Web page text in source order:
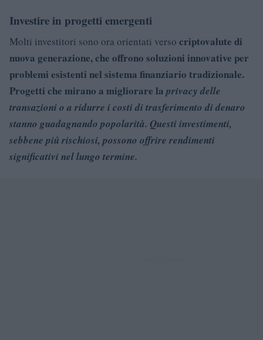
Investire in progetti emergenti
Molti investitori sono ora orientati verso criptovalute di
nuova generazione, che offrono soluzioni innovative per
problemi esistenti nel sistema finanziario tradizionale.
Progetti che mirano a migliorare la privacy delle
transazioni o a ridurre i costi di trasferimento di denaro
stanno guadagnando popolarità. Questi investimenti,
sebbene più rischiosi, possono offrire rendimenti
significativi nel lungo termine.